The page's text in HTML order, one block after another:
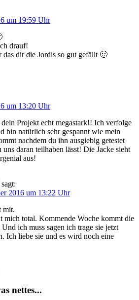
um 19:59 Uhr
drauf!
das dir die Jordis so gut gefällt 🙂
um 13:20 Uhr
Projekt echt megastark!! Ich verfolge
bin natürlich sehr gespannt wie mein
nachdem du ihn ausgiebig getestet
uns daran teilhaben lässt! Die Jacke sieht
aus!
sagt:
2016 um 13:22 Uhr
mit.
mich total. Kommende Woche kommt die
ich muss sagen ich trage sie jetzt
Ich liebe sie und es wird noch eine
nettes...